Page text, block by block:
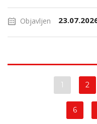
Objavljen
1 2
6